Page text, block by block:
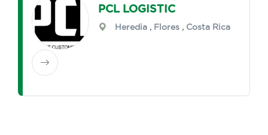
PCL LOGISTIC
Heredia , Flores , Costa Rica